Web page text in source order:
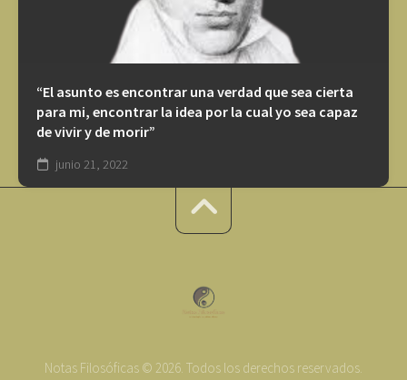
“El asunto es encontrar una verdad que sea cierta
para mi, encontrar la idea por la cual yo sea capaz
de vivir y de morir”
junio 21, 2022
Notas Filosóficas © 2026. Todos los derechos reservados.